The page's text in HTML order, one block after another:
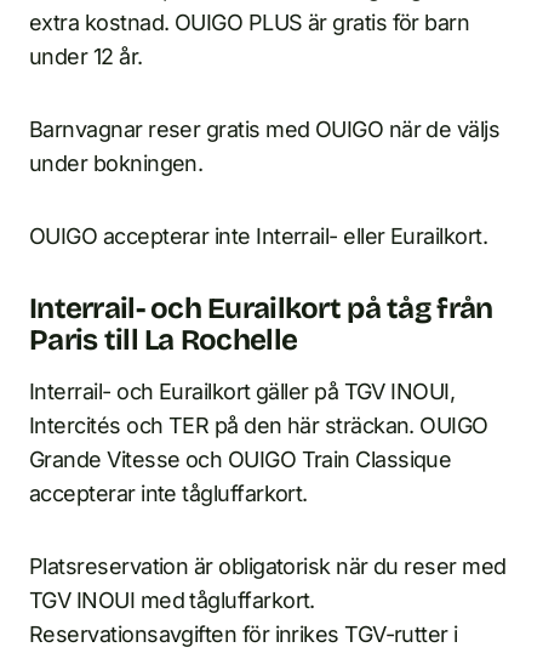
extra kostnad. OUIGO PLUS är gratis för barn
under 12 år.
Barnvagnar reser gratis med OUIGO när de väljs
under bokningen.
OUIGO accepterar inte Interrail- eller Eurailkort.
Interrail- och Eurailkort på tåg från
Paris till La Rochelle
Interrail- och Eurailkort gäller på TGV INOUI,
Intercités och TER på den här sträckan. OUIGO
Grande Vitesse och OUIGO Train Classique
accepterar inte tågluffarkort.
Platsreservation är obligatorisk när du reser med
TGV INOUI med tågluffarkort.
Reservationsavgiften för inrikes TGV-rutter i